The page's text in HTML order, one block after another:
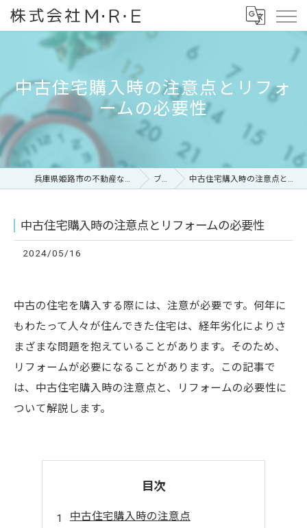
中古住宅購入時の注意点とリフォ
ームの必要性
兵庫県姫路市の不動産なら株式会社M・R・E ブログ 中古住宅購入時の注意点とリフォームの必要性
中古住宅購入時の注意点とリフォームの必要性
2024/05/16
中古の住宅を購入する際には、注意が必要です。何年に
もわたって人々が住んできた住宅は、経年劣化によりさ
まざまな問題を抱えていることがあります。そのため、
リフォームが必要になることがあります。この記事で
は、中古住宅購入時の注意点と、リフォームの必要性に
ついて解説します。
目次
中古住宅購入時の注意点